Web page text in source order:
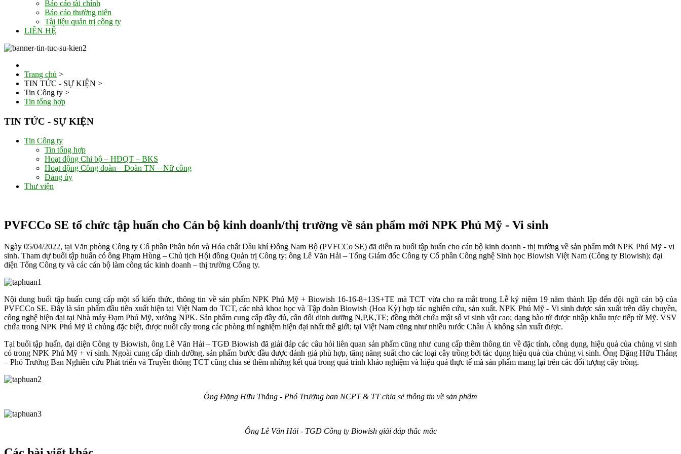
Báo cáo tài chính
Báo cáo thường niên
Tài liệu quản trị công ty
LIÊN HỆ
Trang chủ >
TIN TỨC - SỰ KIỆN >
Tin Công ty >
Tin tổng hợp
TIN TỨC - SỰ KIỆN
Tin Công ty
Tin tổng hợp
Hoạt động Chi bộ – HĐQT – BKS
Hoạt động Công đoàn – Đoàn TN – Nữ công
Đảng ủy
Thư viện
PVFCCo SE tổ chức tập huấn cho Cán bộ kinh doanh/thị trường về sản phẩm mới NPK Phú Mỹ - Vi sinh
Ngày 05/04/2022, tại Văn phòng Công ty Cổ phần Phân bón và Hóa chất Dầu khí Đông Nam Bộ (PVFCCo SE) đã diễn ra buổi tập huấn cho cán bộ kinh doanh - thị trường về sản phẩm mới NPK Phú Mỹ - vi
sinh. Tham dự buổi tập huấn có ông Phạm Hùng – Chủ tịch Hội đồng Quản trị Công ty; ông Lê Văn Hải – Tổng Giám đốc Công ty Cổ phần Công nghệ Sinh học Biowish Việt Nam (Công ty Biowish); đại
diện Tổng Công ty và các cán bộ làm công tác kinh doanh – thị trường Công ty.
Nội dung buổi tập huấn cung cấp một số kiến thức, thông tin về sản phẩm NPK Phú Mỹ + Biowish 16-16-8+13S+TE mà TCT vừa cho ra mắt trong Lễ kỷ niệm 19 năm thành lập đến đội ngũ cán bộ của
PVFCCo SE. Đây là sản phẩm đầu tiên xuất hiện tại Việt Nam do TCT, các nhà khoa học và Tập đoàn Biowish (Hoa Kỳ) hợp tác nghiên cứu, sản xuất. NPK Phú Mỹ - Vi sinh được sản xuất trên dây chuyền,
công nghệ hiện đại tại Nhà máy Đạm Phú Mỹ, xưởng NPK. Sản phẩm cung cấp đầy đủ, cân đối dinh dưỡng N,P,K,TE; đồng thời chứa mật số vi sinh vật cao; dạng bào tử được nhập khẩu trực tiếp từ Mỹ. VSV
chứa trong NPK Phú Mỹ là chủng đặc biệt, được nuôi cấy trong các phòng thí nghiệm hiện đại nhất thế giới; tại Việt Nam cũng như nhiều nước Châu Á không sản xuất được.
Tại buổi tập huấn, đại diện Công ty Biowish, ông Lê Văn Hải – TGĐ Biowish đã giải đáp các câu hỏi liên quan sản phẩm cũng như cung cấp thêm thông tin về đặc tính, công dụng, hiệu quả của chủng vi sinh
có trong NPK Phú Mỹ + vi sinh. Ngoài cung cấp dinh dưỡng, sản phẩm bước đầu được đánh giá phù hợp, tăng năng suất cho các loại cây trồng bởi tác dụng hiệu quả của chủng vi sinh. Ông Đặng Hữu Thắng
– Phó Trưởng Ban Nghiên cứu Phát triển và Truyền thông TCT cũng chia sẻ thêm những kết quả trong quá trình khảo nghiệm và hiệu quả thực tế mà sản phẩm mang lại trên các đối tượng cây trồng.
Ông Đặng Hữu Thắng - Phó Trưởng ban NCPT & TT chia sẻ thông tin về sản phẩm
Ông Lê Văn Hải - TGĐ Công ty Biowish giải đáp thắc mắc